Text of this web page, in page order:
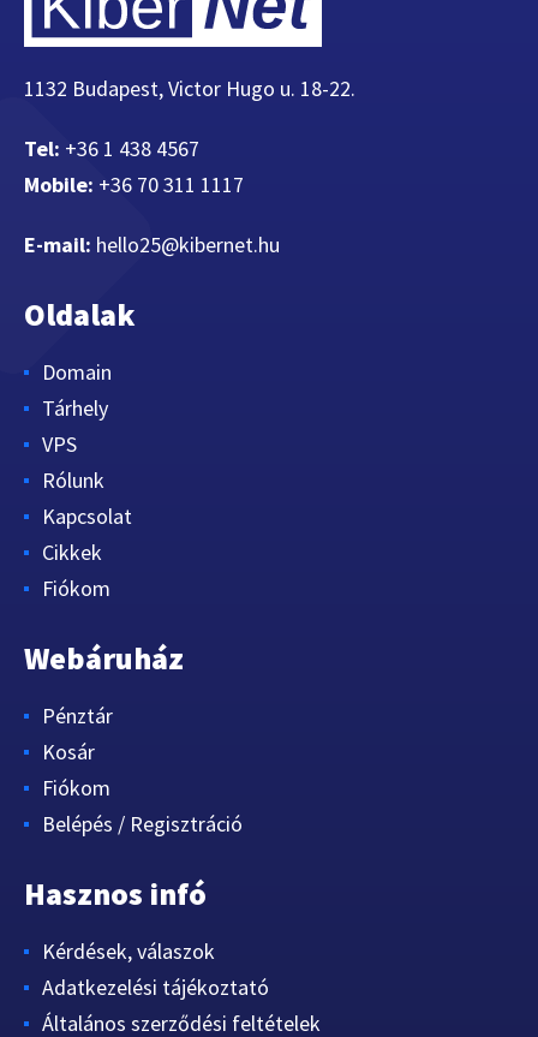
1132 Budapest, Victor Hugo u. 18-22.
Tel: +36 1 438 4567
Mobile: +36 70 311 1117
E-mail: hello25@kibernet.hu
Oldalak
Domain
Tárhely
VPS
Rólunk
Kapcsolat
Cikkek
Fiókom
Webáruház
Pénztár
Kosár
Fiókom
Belépés / Regisztráció
Hasznos infó
Kérdések, válaszok
Adatkezelési tájékoztató
Általános szerződési feltételek